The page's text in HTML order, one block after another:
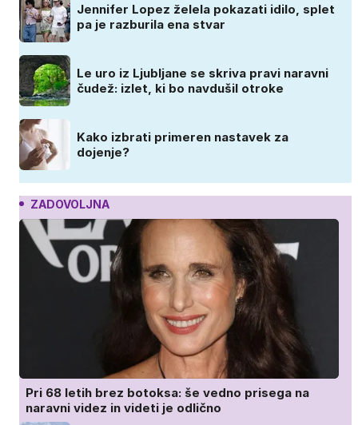
Jennifer Lopez želela pokazati idilo, splet
pa je razburila ena stvar
Le uro iz Ljubljane se skriva pravi naravni
čudež: izlet, ki bo navdušil otroke
Kako izbrati primeren nastavek za
dojenje?
ZADOVOLJNA
Pri 68 letih brez botoksa: še vedno prisega na
naravni videz in videti je odlično